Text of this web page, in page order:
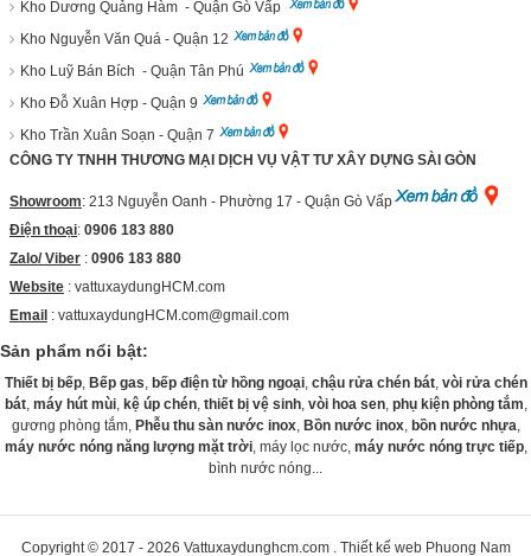
Kho Dương Quảng Hàm - Quận Gò Vấp
Kho Nguyễn Văn Quá - Quận 12
Kho Luỹ Bán Bích - Quận Tân Phú
Kho Đỗ Xuân Hợp - Quận 9
Kho Trần Xuân Soạn - Quận 7
CÔNG TY TNHH THƯƠNG MẠI DỊCH VỤ VẬT TƯ XÂY DỰNG SÀI GÒN
Showroom: 213 Nguyễn Oanh - Phường 17 - Quận Gò Vấp
Điện thoại: 0906 183 880
Zalo/ Viber : 0906 183 880
Website : vattuxaydungHCM.com
Email : vattuxaydungHCM.com@gmail.com
Sản phẩm nổi bật:
Thiết bị bếp, Bếp gas, bếp điện từ hồng ngoại, chậu rửa chén bát, vòi rửa chén
bát, máy hút mùi, kệ úp chén, thiết bị vệ sinh, vòi hoa sen, phụ kiện phòng tắm,
gương phòng tắm, Phễu thu sàn nước inox, Bồn nước inox, bồn nước nhựa,
máy nước nóng năng lượng mặt trời, máy lọc nước, máy nước nóng trực tiếp,
bình nước nóng...
Copyright © 2017 - 2026 Vattuxaydunghcm.com. Thiết kế web Phuong Nam